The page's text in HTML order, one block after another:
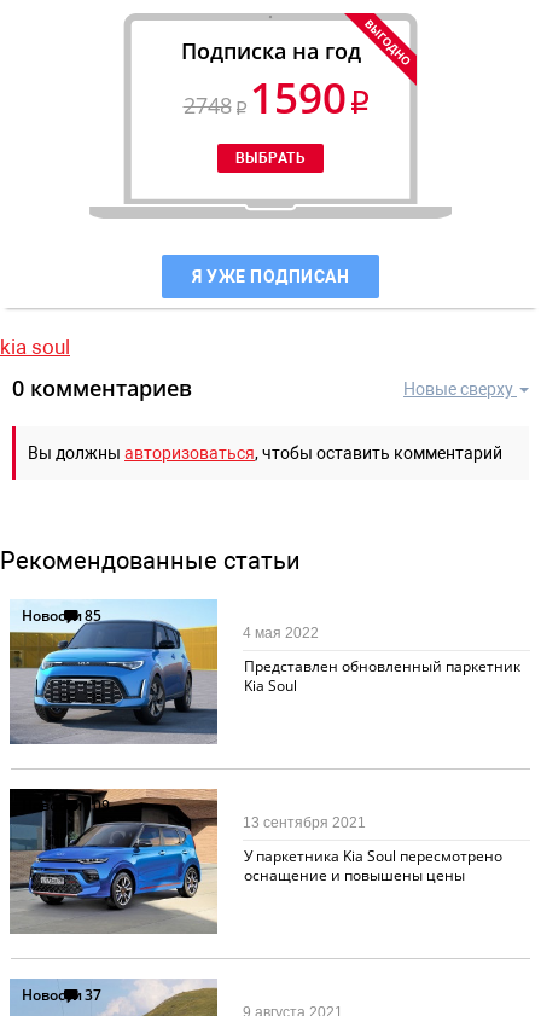
Подписка на год
2748
1590
Я УЖЕ ПОДПИСАН
kia soul
Новые сверху
0 комментариев
Вы должны авторизоваться, чтобы оставить комментарий
Рекомендованные статьи
Новости85
Представлен обновленный паркетник
Kia Soul
4 мая 2022
Новости 109
У паркетника Kia Soul пересмотрено
оснащение и повышены цены
13 сентября 2021
Новости37